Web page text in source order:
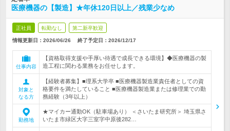
医療機器の【製造】★年休120日以上／残業少なめ
正社員 転勤なし 第二新卒歓迎
情報更新日：2026/06/26 終了予定日： 2026/12/17
仕事内容
【資格取得支援や手厚い待遇で成長できる環境】◆医療機器の製
造工程に関わる業務をお任せします。
対象と
なる方
【経験者募集】■理系大学卒 ■医療機器製造業責任者としての資
格要件を満たしていること ■医療機器製造業または修理業での勤
務経験（3年以上）
勤務地
★マイカー通勤OK（駐車場あり） ＜さいたま研究所＞ 埼玉県さ
いたま市緑区大字三室字中原後282…